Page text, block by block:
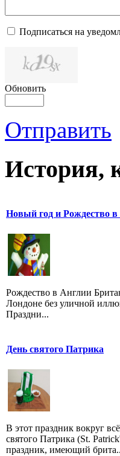
Подписаться на
Обновить
Отправить
История,
Новый год и Рождество
Рождество в Англии
Лондоне без уличной
Праздни...
День святого Патрика
В этот праздник вокруг
святого Патрика (St.
праздник, имеющий